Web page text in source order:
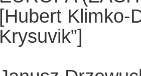
[Hubert Klimko-
Krysuvik”]